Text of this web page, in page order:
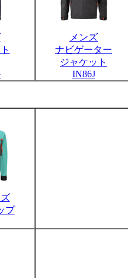
メンズ
ナビゲーター
ジャケット
IN86J
プ